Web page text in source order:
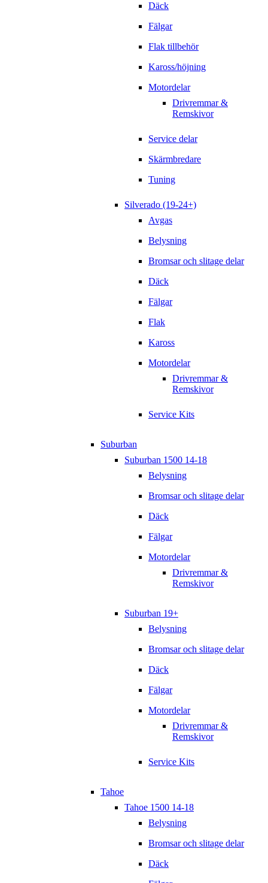
Däck
Fälgar
Flak tillbehör
Kaross/höjning
Motordelar
Drivremmar &
Remskivor
Service delar
Skärmbredare
Tuning
Silverado (19-24+)
Avgas
Belysning
Bromsar och slitage delar
Däck
Fälgar
Flak
Kaross
Motordelar
Drivremmar &
Remskivor
Service Kits
Suburban
Suburban 1500 14-18
Belysning
Bromsar och slitage delar
Däck
Fälgar
Motordelar
Drivremmar &
Remskivor
Suburban 19+
Belysning
Bromsar och slitage delar
Däck
Fälgar
Motordelar
Drivremmar &
Remskivor
Service Kits
Tahoe
Tahoe 1500 14-18
Belysning
Bromsar och slitage delar
Däck